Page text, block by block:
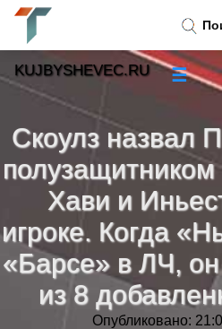
Скоулз назвал
Хави и
игроке. Когда
«Барсе» в ЛЧ,
из 8
Опубликовано:
KUJBYSHEVEC.RU ☰
Тренды новостей»
Рубрики»
Правила
»